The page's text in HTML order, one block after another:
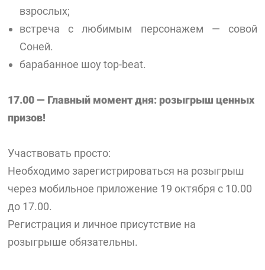
взрослых;
встреча с любимым персонажем — совой
Соней.
барабанное шоу top-beat.
17.00 — Главный момент дня: розыгрыш ценных
призов!
Участвовать просто:
Необходимо зарегистрироваться на розыгрыш
через мобильное приложение 19 октября с 10.00
до 17.00.
Регистрация и личное присутствие на
розыгрыше обязательны.